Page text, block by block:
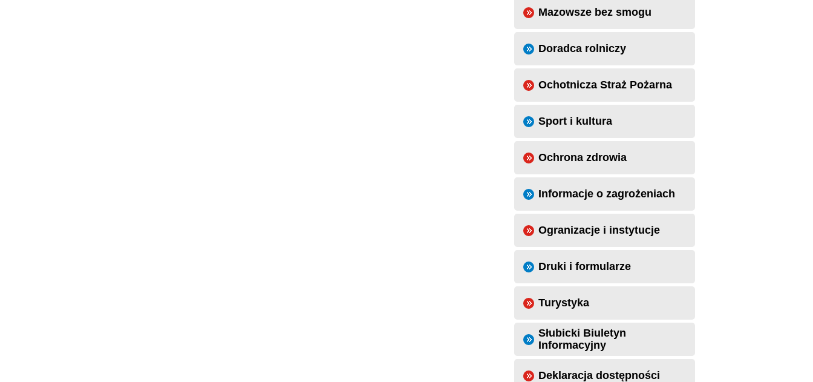
Mazowsze bez smogu
Doradca rolniczy
Ochotnicza Straż Pożarna
Sport i kultura
Ochrona zdrowia
Informacje o zagrożeniach
Ogranizacje i instytucje
Druki i formularze
Turystyka
Słubicki Biuletyn
Informacyjny
Deklaracja dostępności